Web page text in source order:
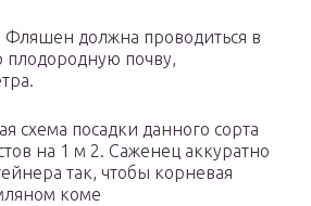
должна проводиться в
почву,
схема посадки данного сорта
на 1 м 2. Саженец аккуратно
так, чтобы корневая
коме